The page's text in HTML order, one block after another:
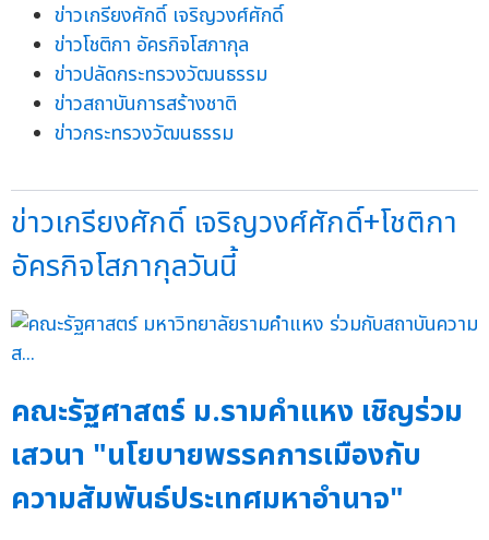
ข่าวเกรียงศักดิ์ เจริญวงศ์ศักดิ์
ข่าวโชติกา อัครกิจโสภากุล
ข่าวปลัดกระทรวงวัฒนธรรม
ข่าวสถาบันการสร้างชาติ
ข่าวกระทรวงวัฒนธรรม
ข่าวเกรียงศักดิ์ เจริญวงศ์ศักดิ์+โชติกา
อัครกิจโสภากุลวันนี้
คณะรัฐศาสตร์ ม.รามคำแหง เชิญร่วม
เสวนา "นโยบายพรรคการเมืองกับ
ความสัมพันธ์ประเทศมหาอำนาจ"